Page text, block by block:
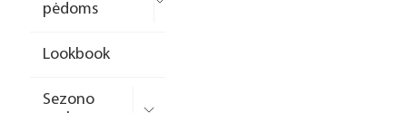
pėdoms
Lookbook
Sezono